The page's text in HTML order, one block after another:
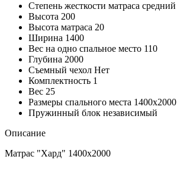
Степень жесткости матраса средний
Высота 200
Высота матраса 20
Ширина 1400
Вес на одно спальное место 110
Глубина 2000
Съемный чехол Нет
Комплектность 1
Вес 25
Размеры спального места 1400х2000
Пружинный блок независимый
Описание
Матрас "Хард" 1400х2000